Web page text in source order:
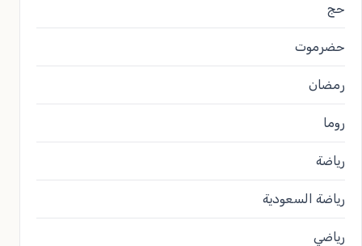
حج
حضرموت
رمضان
روما
رياضة
رياضة السعودية
رياضي